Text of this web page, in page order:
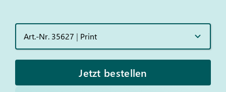
Art.-Nr. 35627 | Print
Jetzt bestellen